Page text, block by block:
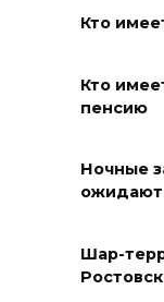
Семеро
07
Кто
Кто
пенсию
Ночные
Шар-